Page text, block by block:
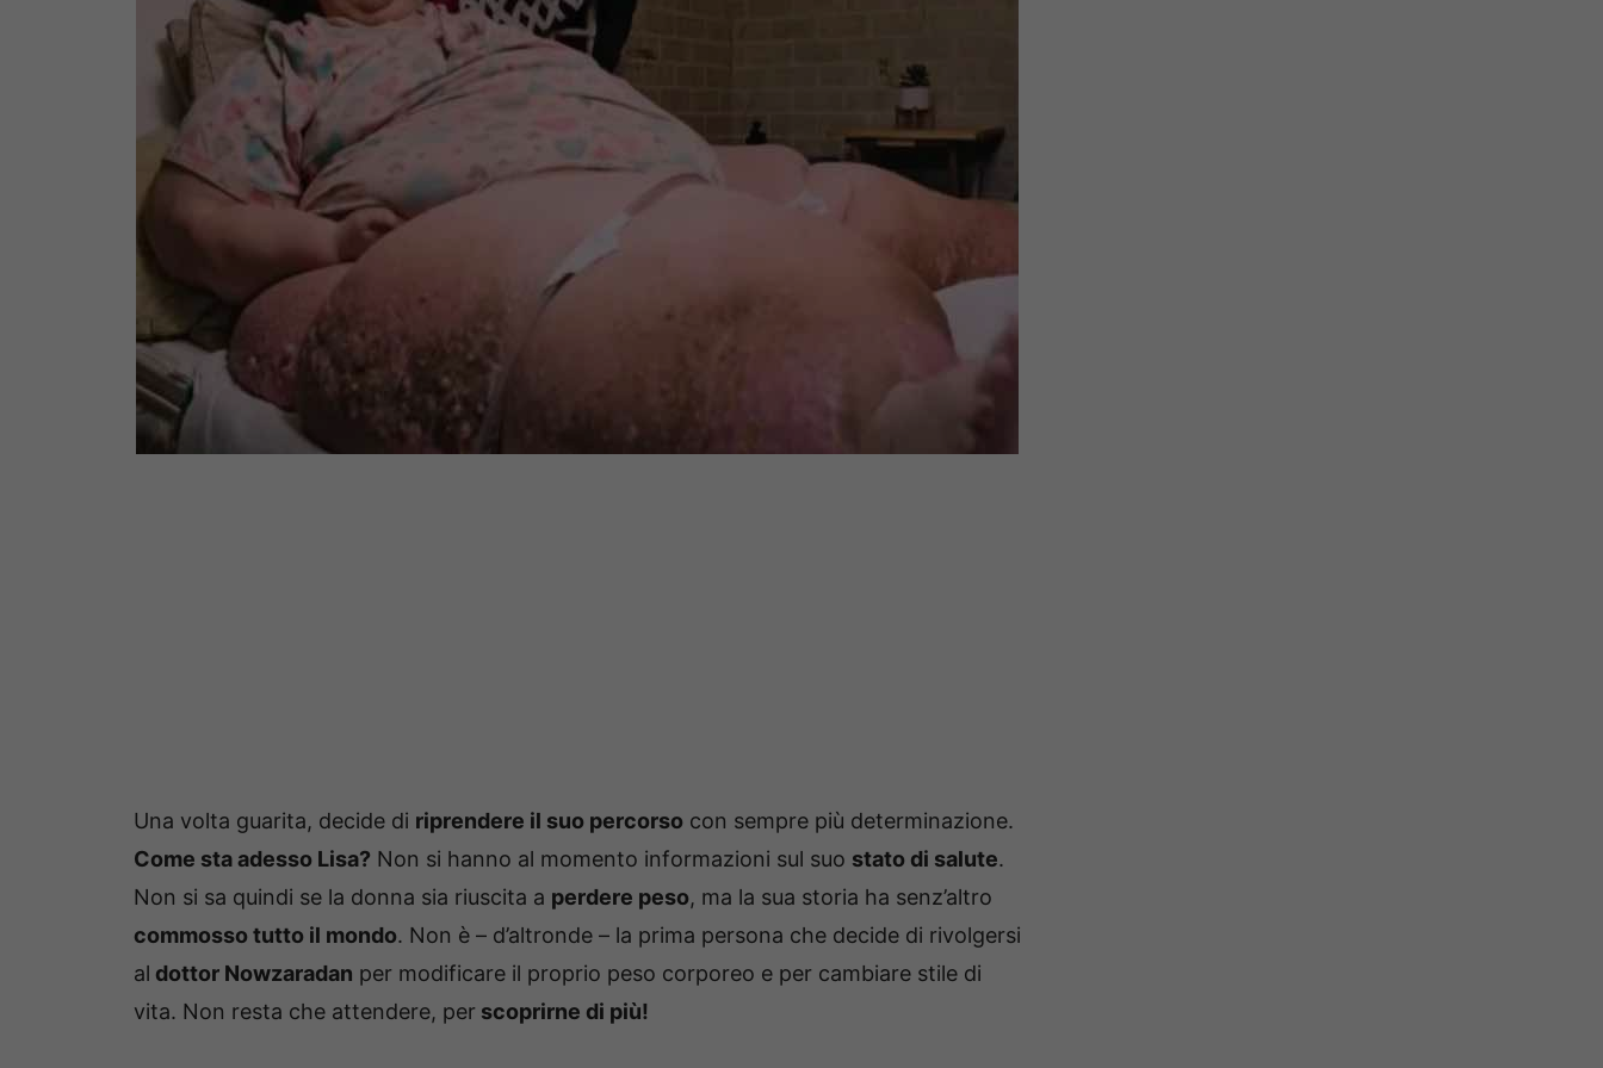
Una volta guarita, decide di riprendere il suo percorso con sempre più determinazione.
Come sta adesso Lisa? Non si hanno al momento informazioni sul suo stato di salute.
Non si sa quindi se la donna sia riuscita a perdere peso, ma la sua storia ha senz’altro
commosso tutto il mondo. Non è – d’altronde – la prima persona che decide di rivolgersi
al dottor Nowzaradan per modificare il proprio peso corporeo e per cambiare stile di
vita. Non resta che attendere, per scoprirne di più!